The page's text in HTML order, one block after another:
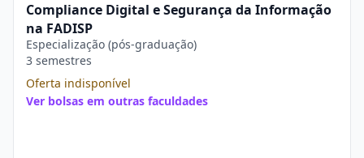
Compliance Digital e Segurança da Informação
na FADISP
Especialização (pós-graduação)
3 semestres
Oferta indisponível
Ver bolsas em outras faculdades